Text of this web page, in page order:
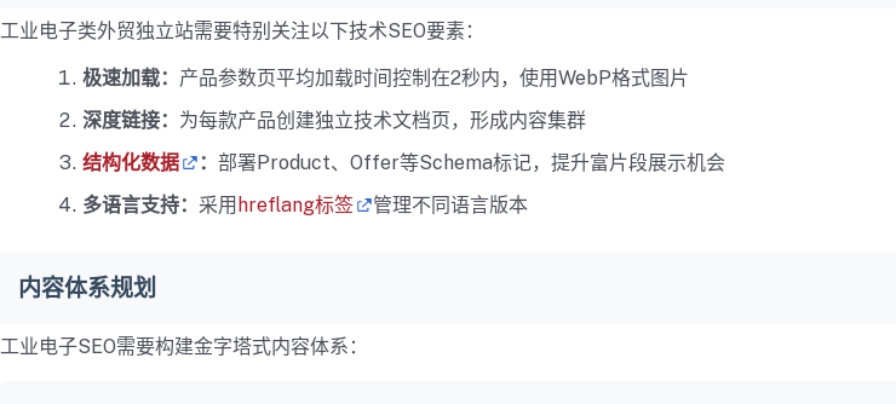
工业电子类外贸独立站需要特别关注以下技术SEO要素：
极速加载： 产品参数页平均加载时间控制在2秒内，使用WebP格式图片
深度链接： 为每款产品创建独立技术文档页，形成内容集群
结构化数据
： 部署Product、Offer等Schema标记，提升富片段展示机会
多语言支持： 采用 hreflang标签 管理不同语言版本
内容体系规划
工业电子SEO需要构建金字塔式内容体系：